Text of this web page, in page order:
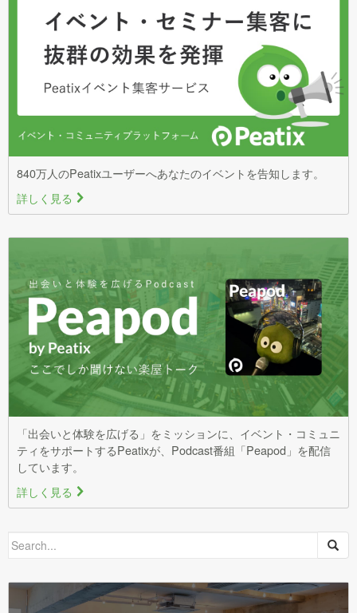
840万人のPeatixユーザーへあなたのイベントを告知します。
詳しく見る >
「出会いと体験を広げる」をミッションに、イベント・コミュニ
ティをサポートするPeatixが、Podcast番組「Peapod」を配信
しています。
詳しく見る >
Search